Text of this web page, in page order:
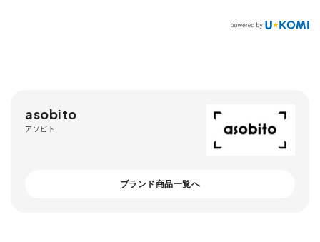
asobito
アソビト
ブランド商品一覧へ